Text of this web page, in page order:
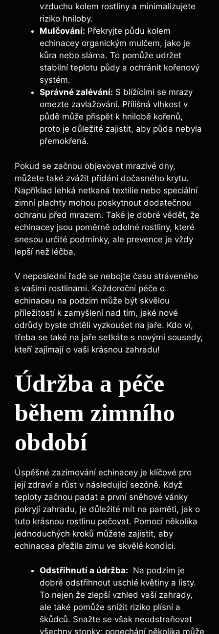
vzduchu kolem rostliny a minimalizujete
riziko hniloby.
Mulčování: Překryjte půdu‌ kolem‌
echinacey organickým mulčem, ‌jako je⁢
kůra nebo‌ sláma. To pomůže udržet
stabilní teplotu ‌půdy ‌a ochránit kořenový
systém.
Správné‍ zalévání: S blížícími⁤ se mrazy
omezte zavlažování. Přílišná​ vlhkost v​
půdě ​může přispět k hnilobě kořenů,​
proto⁢ je důležité zajistit, aby ‌půda nebyla
přemokřená.
Pokud⁣ se začnou ⁢objevovat mrazivé‌ dny,
můžete také zvážit přidání ‍dočasného krytu.
Například lehká netkaná textilie ‌nebo speciální
zimní plachty mohou‌ poskytnout dodatečnou
ochranu před ⁢mrazem. Také⁤ je dobré ⁣vědět,⁣ že
echinacey⁣ jsou ⁢poměrně odolné⁢ rostliny, které
snesou určité podmínky, ale prevence​ je vždy⁢
lepší než ‌léčba.
V neposlední řadě se nebojte ‌času stráveného
s vašimi ⁣rostlinami. Každoroční péče o
echinaceu na​ podzim může ​být‍ skvělou
⁤příležitostí​ k zamyšlení nad tím, ⁣jaké nové
odrůdy byste chtěli vyzkoušet ‍na‍ jaře. Kdo ví,
třeba se také na jaře ​setkáte s⁢ novými sousedy,
‌kteří zajímají o ​vaši ⁣krásnou ‍zahradu!
Údržba a péče‌
během zimního
období
Úspěšné zazimování echinacey⁣ je klíčové pro
její zdraví a růst v následující sezóně. ⁤Když
teploty začnou padat a první⁣ sněhové vánky
pokryjí zahradu, ⁤je​ důležité​ mít na ‍paměti,⁣ jak o⁤
tuto krásnou ⁣rostlinu pečovat. Pomocí několika
jednoduchých kroků můžete zajistit, aby
echinacea přežila zimu ve skvělé⁣ kondici.
Odstřihnutí ⁣a⁢ údržba: ⁢ Na podzim je
dobré odstřihnout uschlé ⁢květiny a listy.
To nejen že zlepší vzhled vaší zahrady,
ale také pomůže‍ snížit riziko​ plísní a
⁣škůdců. Snažte se však⁤ neodstraňovat
⁣všechny stonky;⁣ ponechání několika‌ může